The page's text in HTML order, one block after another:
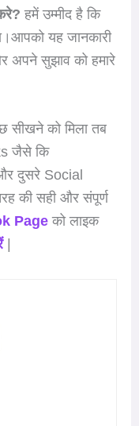
हमें उम्मीद है कि
यह जानकारी
सुझाव को हमारे
सीखने को मिला तब
जैसे कि
दुसरे Social
की सही और संपूर्ण
Pageको लाइक
|